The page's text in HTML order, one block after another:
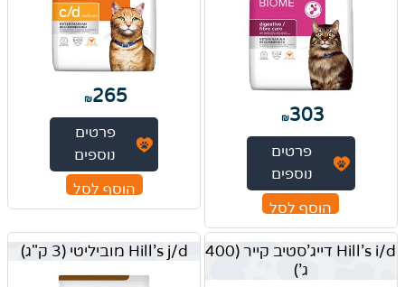
₪303
פרטים
נוספים
הוסף לסל
₪265
פרטים
נוספים
הוסף לסל
Hill's i/d דייג'סטיב קייר (400
ג')
Hill's j/d מוביליטי (3 ק"ג)